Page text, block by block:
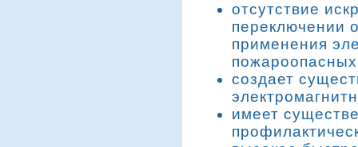
отсутствие
переключении
применения
создает
имеет